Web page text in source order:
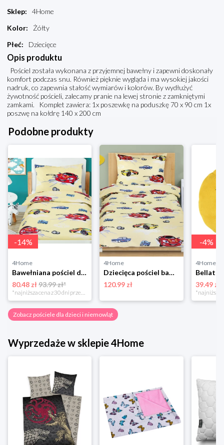
Sklep:
4Home
Kolor:
Żółty
Płeć: Dziecięce
Opis produktu
Pościel została wykonana z przyjemnej bawełny i zapewni doskonały
komfort podczas snu. Również pięknie wygląda i ma wysokiej jakości
nadruk, co zapewnia stałość wymiarów i kolorów. By wydłużyć
żywotność pościeli, zalecamy pranie na lewej stronie z zamkniętymi
zamkami. Komplet zawiera: 1x poszewkę na poduszkę 70 x 90 cm 1x
poszwę na kołdrę 140 x 200 cm
Podobne produkty
-14%
4Home
Bawełniana pościel dziecięca do łóżeczka Beata Wyścigówki żółty, 100 x 135 cm, 45 x 60 cm Bellatex
80.48 zł93.99 zł*
*najniższa cena z 30 dni przed obniżką
4Home
Dziecięca pościel bawełniana Wyścigówki żółty, 140 x 200 cm, 70 x 90 cm Bellatex
120.99 zł
-4%
4Home
39.49 zł
Zobacz pościele dla dzieci i niemowląt
Wyprzedaże w sklepie 4Home